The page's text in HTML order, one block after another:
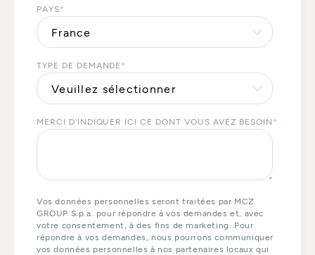
PAYS*
TYPE DE DEMANDE *
MERCI D'INDIQUER ICI CE DONT VOUS AVEZ BESOIN *
Vos données personnelles seront traitées par MCZ
GROUP S.p.a. pour répondre à vos demandes et, avec
votre consentement, à des fins de marketing. Pour
répondre à vos demandes, nous pourrons communiquer
vos données personnelles à nos partenaires locaux qui